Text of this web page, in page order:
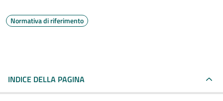
Normativa di riferimento
INDICE DELLA PAGINA